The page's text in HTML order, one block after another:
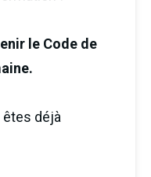
le Code de
déjà